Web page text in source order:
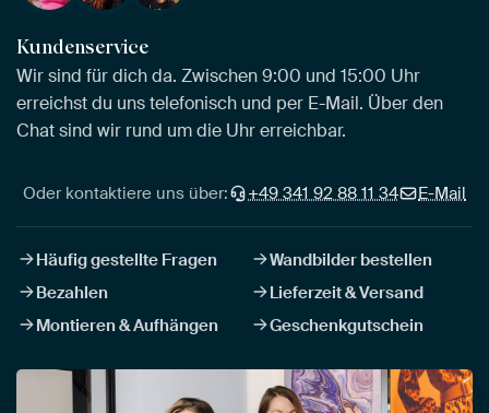
Kundenservice
Wir sind für dich da. Zwischen 9:00 und 15:00 Uhr
erreichst du uns telefonisch und per E-Mail. Über den
Chat sind wir rund um die Uhr erreichbar.
Oder kontaktiere uns über: +49 341 92 88 11 34 E-Mail
Häufig gestellte Fragen
Wandbilder bestellen
Bezahlen
Lieferzeit & Versand
Montieren & Aufhängen
Geschenkgutschein